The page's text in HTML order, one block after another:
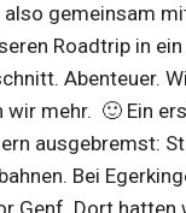
gemeinsam
Roadtrip in ein
Abenteuer.
wir mehr. 🙂 Ein
ausgebremst:
Bei
Genf. Dort hatten